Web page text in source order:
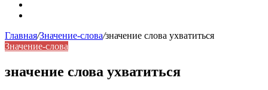
Главная/Значение-слова/значение слова ухватиться
Значение-слова
значение слова ухватиться